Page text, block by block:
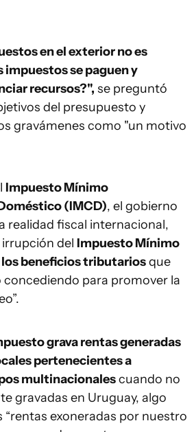
en el exterior no es
impuestos se paguen y
recursos?", se preguntó
del presupuesto y
gravámenes como "un motivo
Impuesto Mínimo
(IMCD), el gobierno
realidad fiscal internacional,
del Impuesto Mínimo
beneficios tributariosque
concediendo para promover la
grava rentas generadas
pertenecientes a
multinacionalescuando no
gravadas en Uruguay, algo
“rentas exoneradas por nuestro